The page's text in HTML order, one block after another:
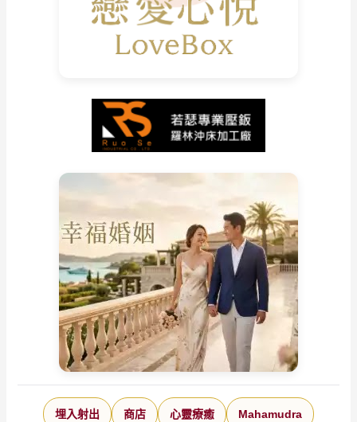
埋入射出 商店 心靈療癒 Mahamudra